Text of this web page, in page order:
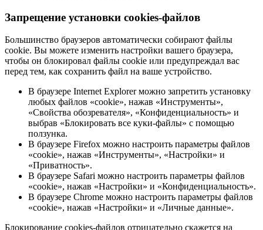
Запрещение установки cookies-файлов
Большинство браузеров автоматически собирают файлы
cookie. Вы можете изменить настройки вашего браузера,
чтобы он блокировал файлы cookie или предупреждал вас
перед тем, как сохранить файл на ваше устройство.
В браузере Internet Explorer можно запретить установку
любых файлов «cookie», нажав «Инструменты»,
«Свойства обозревателя», «Конфиденциальность» и
выбрав «Блокировать все куки-файлы» с помощью
ползунка.
В браузере Firefox можно настроить параметры файлов
«cookie», нажав «Инструменты», «Настройки» и
«Приватность».
В браузере Safari можно настроить параметры файлов
«cookie», нажав «Настройки» и «Конфиденциальность».
В браузере Chrome можно настроить параметры файлов
«cookie», нажав «Настройки» и «Личные данные».
Блокирование cookies-файлов отрицательно скажется на